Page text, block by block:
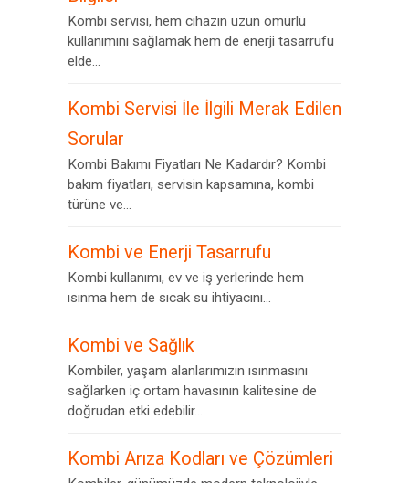
Kombi servisi, hem cihazın uzun ömürlü
kullanımını sağlamak hem de enerji tasarrufu
elde...
Kombi Servisi İle İlgili Merak Edilen
Sorular
Kombi Bakımı Fiyatları Ne Kadardır? Kombi
bakım fiyatları, servisin kapsamına, kombi
türüne ve...
Kombi ve Enerji Tasarrufu
Kombi kullanımı, ev ve iş yerlerinde hem
ısınma hem de sıcak su ihtiyacını...
Kombi ve Sağlık
Kombiler, yaşam alanlarımızın ısınmasını
sağlarken iç ortam havasının kalitesine de
doğrudan etki edebilir....
Kombi Arıza Kodları ve Çözümleri